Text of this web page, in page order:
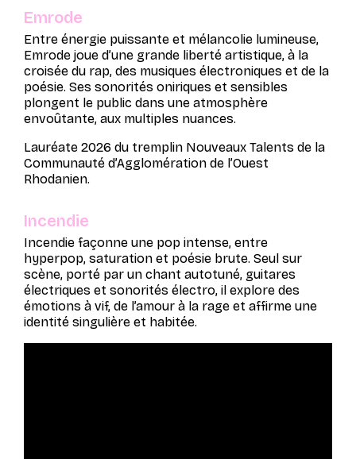
Emrode
Entre énergie puissante et mélancolie lumineuse,
Emrode joue d’une grande liberté artistique, à la
croisée du rap, des musiques électroniques et de la
poésie. Ses sonorités oniriques et sensibles
plongent le public dans une atmosphère
envoûtante, aux multiples nuances.
Lauréate 2026 du tremplin Nouveaux Talents de la
Communauté d’Agglomération de l’Ouest
Rhodanien.
Incendie
Incendie façonne une pop intense, entre
hyperpop, saturation et poésie brute. Seul sur
scène, porté par un chant autotuné, guitares
électriques et sonorités électro, il explore des
émotions à vif, de l’amour à la rage et affirme une
identité singulière et habitée.